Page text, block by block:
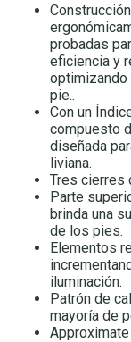
probadas
eficiencia y
optimizando
pie..
Con un
compuesto
diseñada
liviana.
Tres cierres
Parte
brinda una
de los pies.
Elementos
iluminación.
Patrón de
mayoría de